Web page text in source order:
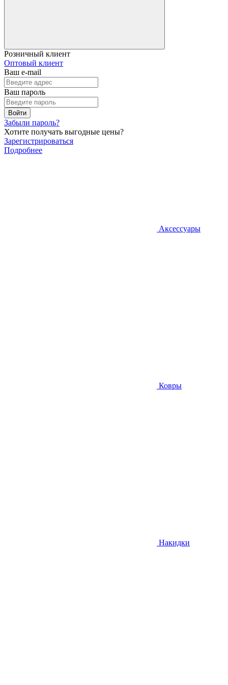
Розничный клиент
Оптовый клиент
Ваш e-mail
Ваш пароль
Войти
Забыли пароль?
Хотите получать выгодные цены?
Зарегистрироваться
Подробнее
Аксессуары
Ковры
Накидки